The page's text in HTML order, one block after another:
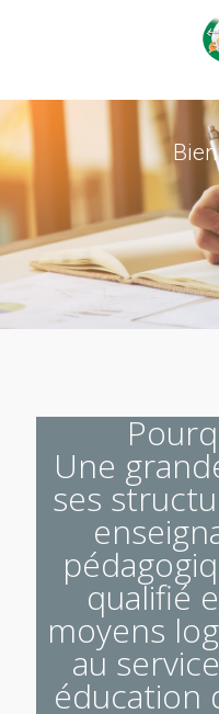
Une
ses
qualifié
moyens
au
éducation